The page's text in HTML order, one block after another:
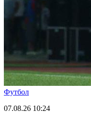
Футбол
07.08.26 10:24